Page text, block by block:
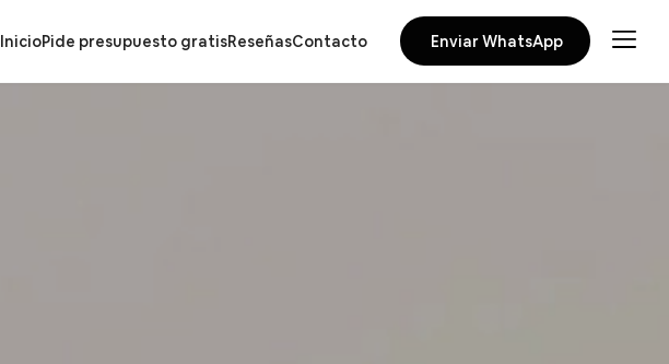
Enviar WhatsApp
InicioPide presupuesto gratisReseñasContacto